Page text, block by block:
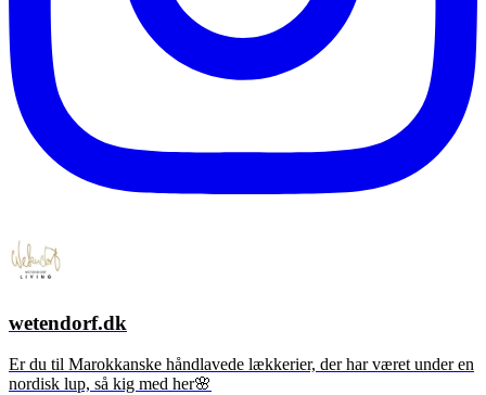
wetendorf.dk
Er du til Marokkanske håndlavede lækkerier, der har været under en
nordisk lup, så kig med her🌸